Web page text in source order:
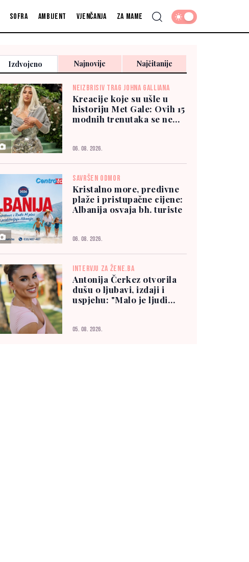
Sofra Ambijent Vjenčanja Za mame
Izdvojeno Najnovije Najčitanije
NEIZBRISIV TRAG JOHNA GALLIANA
Kreacije koje su ušle u
historiju Met Gale: Ovih 15
modnih trenutaka se ne
06. 08. 2026.
SAVRŠEN ODMOR
Kristalno more, predivne
plaže i pristupačne cijene:
Albanija osvaja bh. turiste
06. 08. 2026.
INTERVJU ZA ŽENE.BA
Antonija Čerkez otvorila
dušu o ljubavi, izdaji i
uspjehu: "Malo je ljudi
05. 08. 2026.